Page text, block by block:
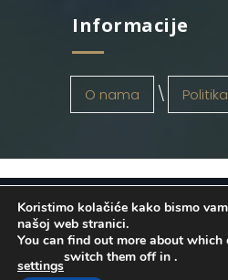
Informacije
O nama
OSATINA GRUPA d.o.o.
byINFOS Osijek. Sva
Koristimo kolačiće kako bismo
našoj web stranici.
You can find out more about which
switch them off in
settings
.